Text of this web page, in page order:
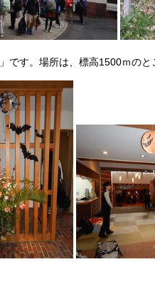
」です。場所は、標高1500ｍのと